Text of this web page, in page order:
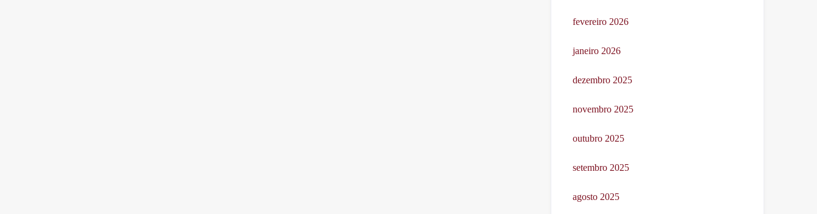
fevereiro 2026
janeiro 2026
dezembro 2025
novembro 2025
outubro 2025
setembro 2025
agosto 2025